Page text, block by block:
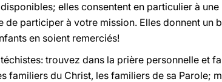
elles consentent en particulier à une
participer à votre mission. Elles donnent un
en soient remerciés!
trouvez dans la prière personnelle et
familiers du Christ, les familiers de sa Parole;